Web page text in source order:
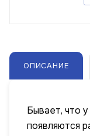
ОПИСАНИЕ
Бывает, что
появляются